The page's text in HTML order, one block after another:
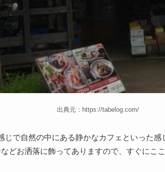
出典元：https://tabelog.com/
じで自然の中にある静かなカフェといった
どお洒落に飾ってありますので、すぐにこ